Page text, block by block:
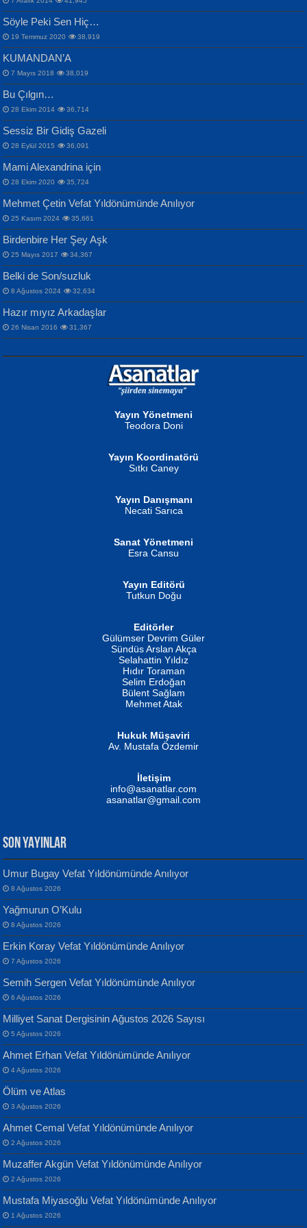
Samimiyet Nedir?...
İPEK ACAR SERT
Gazze’nin Şecaati, Ümmetin İmtihanı...
MAHMUT GÜRBÜZ
İbrahim Olmak ve Bitirebilmek...
NURAN KÖSE BAYDAR
İSMAİL OKUTAN
Erkeklerin Kahrolması Ne Demektir
MUSTAFA KELOĞLU
Yarına İz Bırakmak...
ATİLLA ÖZEN
Sultan Olmadan Önce Eyüp...
EKREM KARABABA
Yaralı Şiir...
Mescid-i Aksâ Üstüne Ay!...
Selahattin Yıldız
İdrakimle Üşürken...
Songül Özel
Mahzen...
Ben Deniz Değilim ki...
Evvel Zaman Tanrıçası...
Yılmaz Ekinci
Geceye Söylenen...
Banu Sancak
Defterimden İçeri...
İsmail Aydos
İnkisar...
ERDEM BAYAZIT
Sana, Bana, Vatanıma, Ülkemin
İnsanlarına Dair...
NAZIM HİKMET RAN
Bir Cezaevinde, Tecritteki Adamın
Mektupları...
Söyle Peki Sen Hiç…
19 Temmuz 2020 38,919
KUMANDAN’A
7 Mayıs 2018 38,019
Bu Çılgın…
28 Ekim 2014 36,714
Sessiz Bir Gidiş Gazeli
28 Eylül 2015 36,091
Mami Alexandrina için
28 Ekim 2020 35,724
Mehmet Çetin Vefat Yıldönümünde Anılıyor
25 Kasım 2024 35,661
Birdenbire Her Şey Aşk
25 Mayıs 2017 34,367
Belki de Son/suzluk
8 Ağustos 2024 32,634
Hazır mıyız Arkadaşlar
26 Nisan 2016 31,367
Yayın Yönetmeni
Teodora Doni
Yayın Koordinatörü
Sıtkı Caney
Yayın Danışmanı
Necati Sarıca
Sanat Yönetmeni
Esra Cansu
Yayın Editörü
Tutkun Doğu
Editörler
Gülümser Devrim Güler
Sündüs Arslan Akça
Selahattin Yıldız
Hıdır Toraman
Selim Erdoğan
Bülent Sağlam
Mehmet Atak
Hukuk Müşaviri
Av. Mustafa Özdemir
İletişim
info@asanatlar.com
asanatlar@gmail.com
SON YAYINLAR
Umur Bugay Vefat Yıldönümünde Anılıyor
8 Ağustos 2026
Yağmurun O’Kulu
8 Ağustos 2026
Erkin Koray Vefat Yıldönümünde Anılıyor
7 Ağustos 2026
Semih Sergen Vefat Yıldönümünde Anılıyor
6 Ağustos 2026
Milliyet Sanat Dergisinin Ağustos 2026 Sayısı
5 Ağustos 2026
Ahmet Erhan Vefat Yıldönümünde Anılıyor
4 Ağustos 2026
Ölüm ve Atlas
3 Ağustos 2026
Ahmet Cemal Vefat Yıldönümünde Anılıyor
2 Ağustos 2026
Muzaffer Akgün Vefat Yıldönümünde Anılıyor
2 Ağustos 2026
Mustafa Miyasoğlu Vefat Yıldönümünde Anılıyor
1 Ağustos 2026